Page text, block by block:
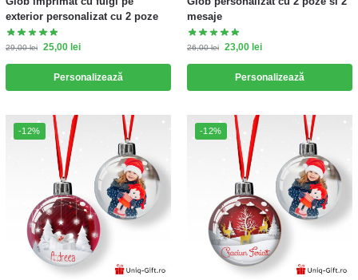
exterior personalizat cu 2 poze
29,00lei 25,00 lei
Personalizează
mesaje
26,00lei 23,00 lei
Personalizează
-12% -12%